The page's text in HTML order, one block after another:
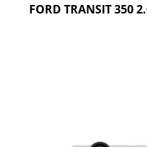
FORD TRANSIT 350